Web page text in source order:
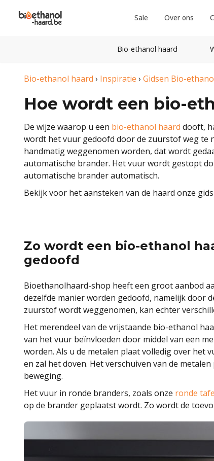
Sale Over ons
Bio-ethanol haard
Bio-ethanol haard › Inspiratie › Gidsen Bio-
Hoe wordt een bio-
De wijze waarop u een bio-ethanol haard dooft,
wordt het vuur gedoofd door de zuurstof weg te
handmatig weggenomen worden, dat wordt
automatische brander. Het vuur wordt gestopt
automatische brander automatisch.
Bekijk voor het aansteken van de haard onze gids
Zo wordt een bio-ethanol
gedoofd
Bioethanolhaard-shop heeft een groot aanbod
dezelfde manier worden gedoofd, namelijk door
zuurstof wordt weggenomen, kan echter
Het merendeel van de vrijstaande bio-ethanol
van het vuur beïnvloeden door middel van een
worden. Als u de metalen plaat volledig over het
en zal het doven. Het verschuiven van de
beweging.
Het vuur in ronde branders, zoals onze ronde
op de brander geplaatst wordt. Zo wordt de